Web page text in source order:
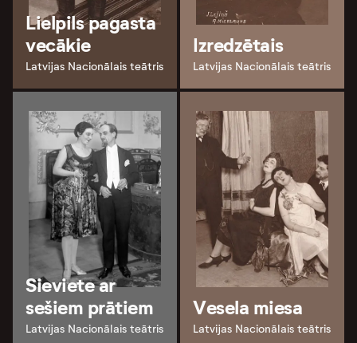
Lielpils pagasta
vecākie
Latvijas Nacionālais teātris
Izredzētais
Latvijas Nacionālais teātris
Sieviete ar
sešiem prātiem
Latvijas Nacionālais teātris
Vesela miesa
Latvijas Nacionālais teātris